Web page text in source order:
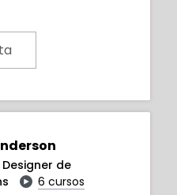
de
6 cursos